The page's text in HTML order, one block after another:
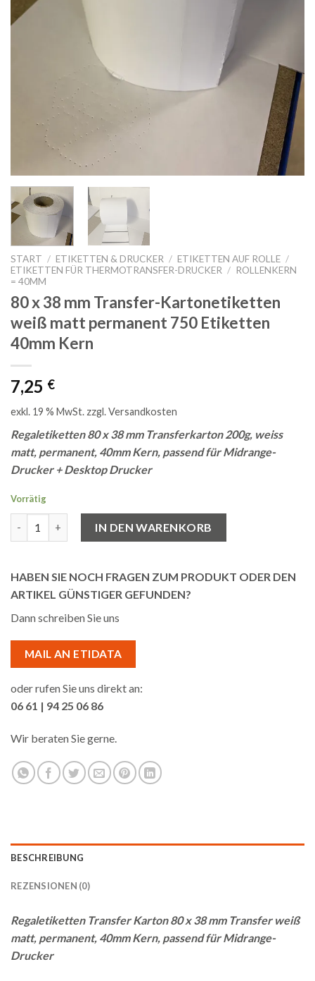
START / ETIKETTEN & DRUCKER / ETIKETTEN AUF ROLLE /
ETIKETTEN FÜR THERMOTRANSFER-DRUCKER / ROLLENKERN
= 40MM
80 x 38 mm Transfer-Kartonetiketten
weiß matt permanent 750 Etiketten
40mm Kern
7,25 €
exkl. 19 % MwSt. zzgl.Versandkosten
Regaletiketten 80 x 38 mm Transferkarton 200g, weiss
matt, permanent, 40mm Kern, passend für Midrange-
Drucker + Desktop Drucker
Vorrätig
IN DEN WARENKORB
HABEN SIE NOCH FRAGEN ZUM PRODUKT ODER DEN
ARTIKEL GÜNSTIGER GEFUNDEN?
Dann schreiben Sie uns
MAIL AN ETIDATA
oder rufen Sie uns direkt an:
06 61 | 94 25 06 86
Wir beraten Sie gerne.
BESCHREIBUNG
REZENSIONEN (0)
Regaletiketten Transfer Karton 80 x 38 mm Transfer weiß
matt, permanent, 40mm Kern, passend für Midrange-
Drucker